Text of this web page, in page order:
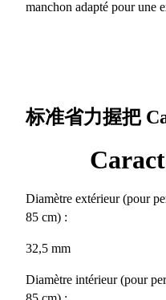
manchon adapté pour une
标准省力握把
Diamètre extérieur (pour
85 cm) :
32,5 mm
Diamètre intérieur (pour